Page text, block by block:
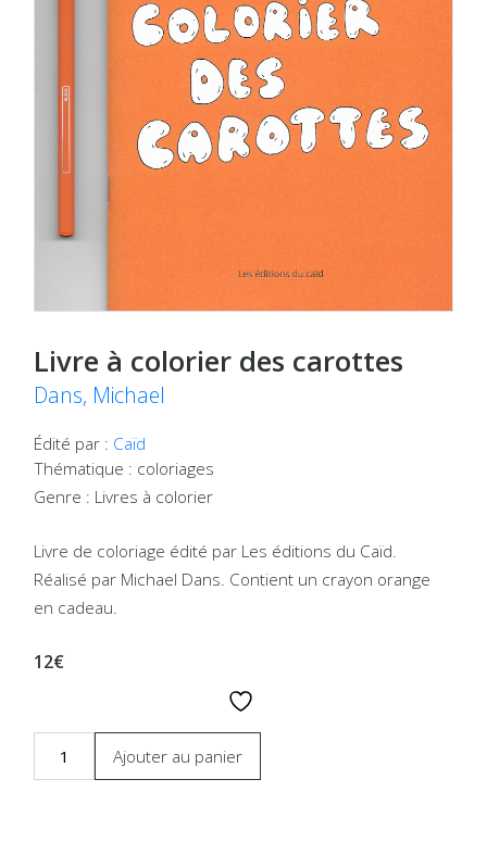
Livre à colorier des carottes
Dans, Michael
Édité par : Caïd
Thématique : coloriages
Genre : Livres à colorier
Livre de coloriage édité par Les éditions du Caïd.
Réalisé par Michael Dans. Contient un crayon orange
en cadeau.
12€
Ajouter au panier